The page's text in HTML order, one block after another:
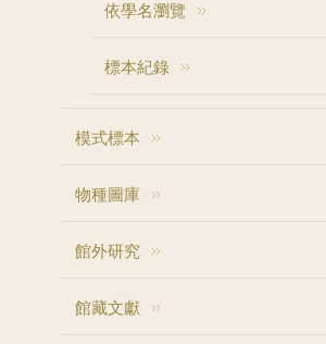
依學名瀏覽
標本紀錄
模式標本
物種圖庫
館外研究
館藏文獻